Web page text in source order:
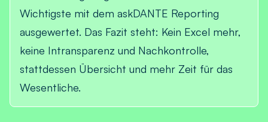
Wichtigste mit dem askDANTE Reporting
ausgewertet. Das Fazit steht: Kein Excel mehr,
keine Intransparenz und Nachkontrolle,
stattdessen Übersicht und mehr Zeit für das
Wesentliche.